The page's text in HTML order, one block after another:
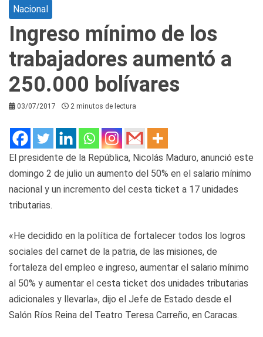
Nacional
Ingreso mínimo de los
trabajadores aumentó a
250.000 bolívares
03/07/2017 2 minutos de lectura
El presidente de la República, Nicolás Maduro, anunció este
domingo 2 de julio un aumento del 50% en el salario mínimo
nacional y un incremento del cesta ticket a 17 unidades
tributarias.
«He decidido en la política de fortalecer todos los logros
sociales del carnet de la patria, de las misiones, de
fortaleza del empleo e ingreso, aumentar el salario mínimo
al 50% y aumentar el cesta ticket dos unidades tributarias
adicionales y llevarla», dijo el Jefe de Estado desde el
Salón Ríos Reina del Teatro Teresa Carreño, en Caracas.